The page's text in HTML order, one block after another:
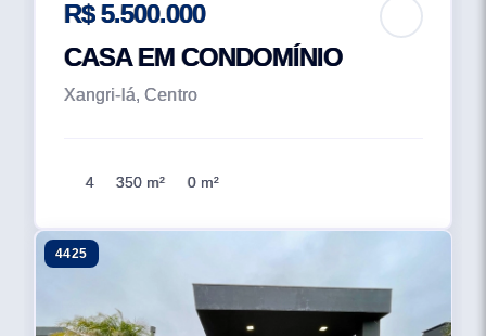
R$ 5.500.000
CASA EM CONDOMÍNIO
Xangri-lá, Centro
4 350 m² 0 m²
4425